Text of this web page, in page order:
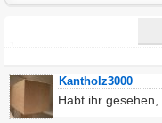
Kantholz3000
Habt ihr gesehen,